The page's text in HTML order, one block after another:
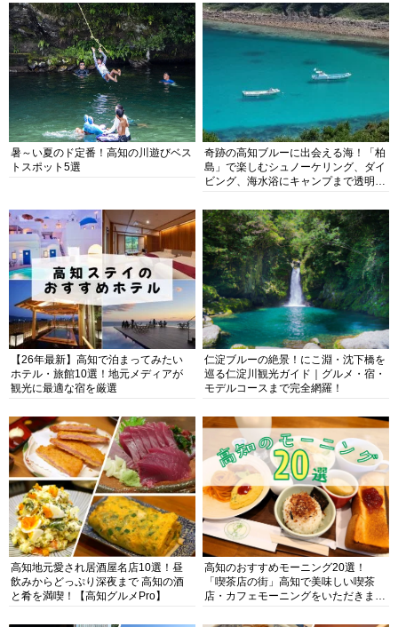
暑～い夏のド定番！高知の川遊びベス
トスポット5選
奇跡の高知ブルーに出会える海！「柏
島」で楽しむシュノーケリング、ダイ
ビング、海水浴にキャンプまで透明度
【26年最新】高知で泊まってみたい
ホテル・旅館10選！地元メディアが
観光に最適な宿を厳選
仁淀ブルーの絶景！にこ淵・沈下橋を
巡る仁淀川観光ガイド｜グルメ・宿・
モデルコースまで完全網羅！
高知地元愛され居酒屋名店10選！昼
飲みからどっぷり深夜まで 高知の酒
と肴を満喫！【高知グルメPro】
高知のおすすめモーニング20選！
「喫茶店の街」高知で美味しい喫茶
店・カフェモーニングをいただきま